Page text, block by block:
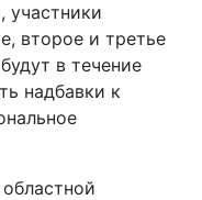
участники
второе и третье
в течение
надбавки к